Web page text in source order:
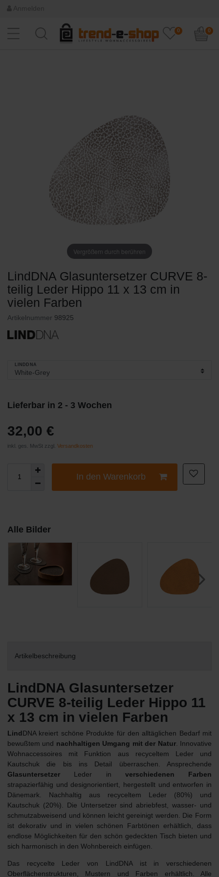
0 0
Vergrößern durch berühren
LindDNA Glasuntersetzer CURVE 8-
teilig Leder Hippo 11 x 13 cm in
vielen Farben
Artikelnummer 98925
LINDDNA
Lieferbar in 2 - 3 Wochen
32,00 €
inkl. ges. MwSt zzgl. Versandkosten
In den Warenkorb
Alle Bilder
Artikelbeschreibung
LindDNA Glasuntersetzer
CURVE 8-teilig Leder Hippo 11
x 13 cm in vielen Farben
LindDNA kreiert schöne Produkte für den alltäglichen Bedarf mit
bewußtem und nachhaltigen Umgang mit der Natur. Innovative
Wohnaccessoires mit Funktion aus recyceltem Leder und
Kautschuk die bis ins Detail überraschen. Ansprechende
Glasuntersetzer Leder in verschiedenen Farben
strapazierfähig und designorientiert, hergestellt und entworfen in
Dänemark. Nachhaltig aus recyceltem Leder (80%) und
Kautschuk (20%). Die Untersetzer sind abriebfest, wasser- und
schmutzabweisend und können leicht gereinigt werden. Die Form
ist dekorativ und in vielen schönen Farbtönen erhältlich, dass
endlose Möglichkeiten für den schön gedeckten Tisch bieten und
sich harmonisch in den Wohnbereich einfügen.
Das recycelte Leder von LindDNA ist in verschiedenen
Oberflächenstrukturen, Mustern und Farben erhältlich. Alle